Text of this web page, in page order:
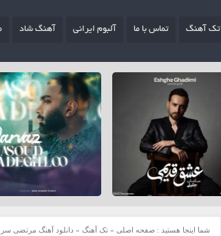
تک آهنگ تماس با ما آلبوم ایرانی آهنگ شاد
شما اینجا هستید : صفحه اصلی » تک آهنگ » دانلود آهنگ مرتضی